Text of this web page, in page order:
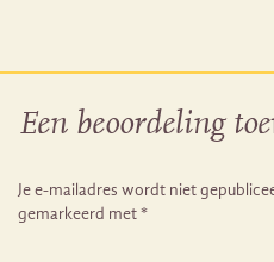
Een beoordeling
Je e-mailadres wordt niet
gemarkeerd met*